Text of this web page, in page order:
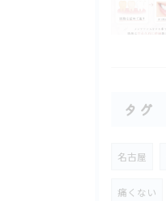
タグ
名古屋
痛くない